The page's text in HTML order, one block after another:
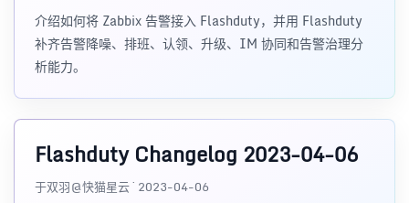
介绍如何将 Zabbix 告警接入 Flashduty，并用 Flashduty
补齐告警降噪、排班、认领、升级、IM 协同和告警治理分
析能力。
Flashduty Changelog 2023-04-06
于双羽@快猫星云 · 2023-04-06